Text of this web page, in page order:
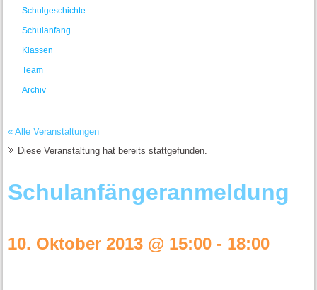
Schulgeschichte
Schulanfang
Klassen
Team
Archiv
« Alle Veranstaltungen
Diese Veranstaltung hat bereits stattgefunden.
Schulanfängeranmeldung
10. Oktober 2013 @ 15:00 - 18:00